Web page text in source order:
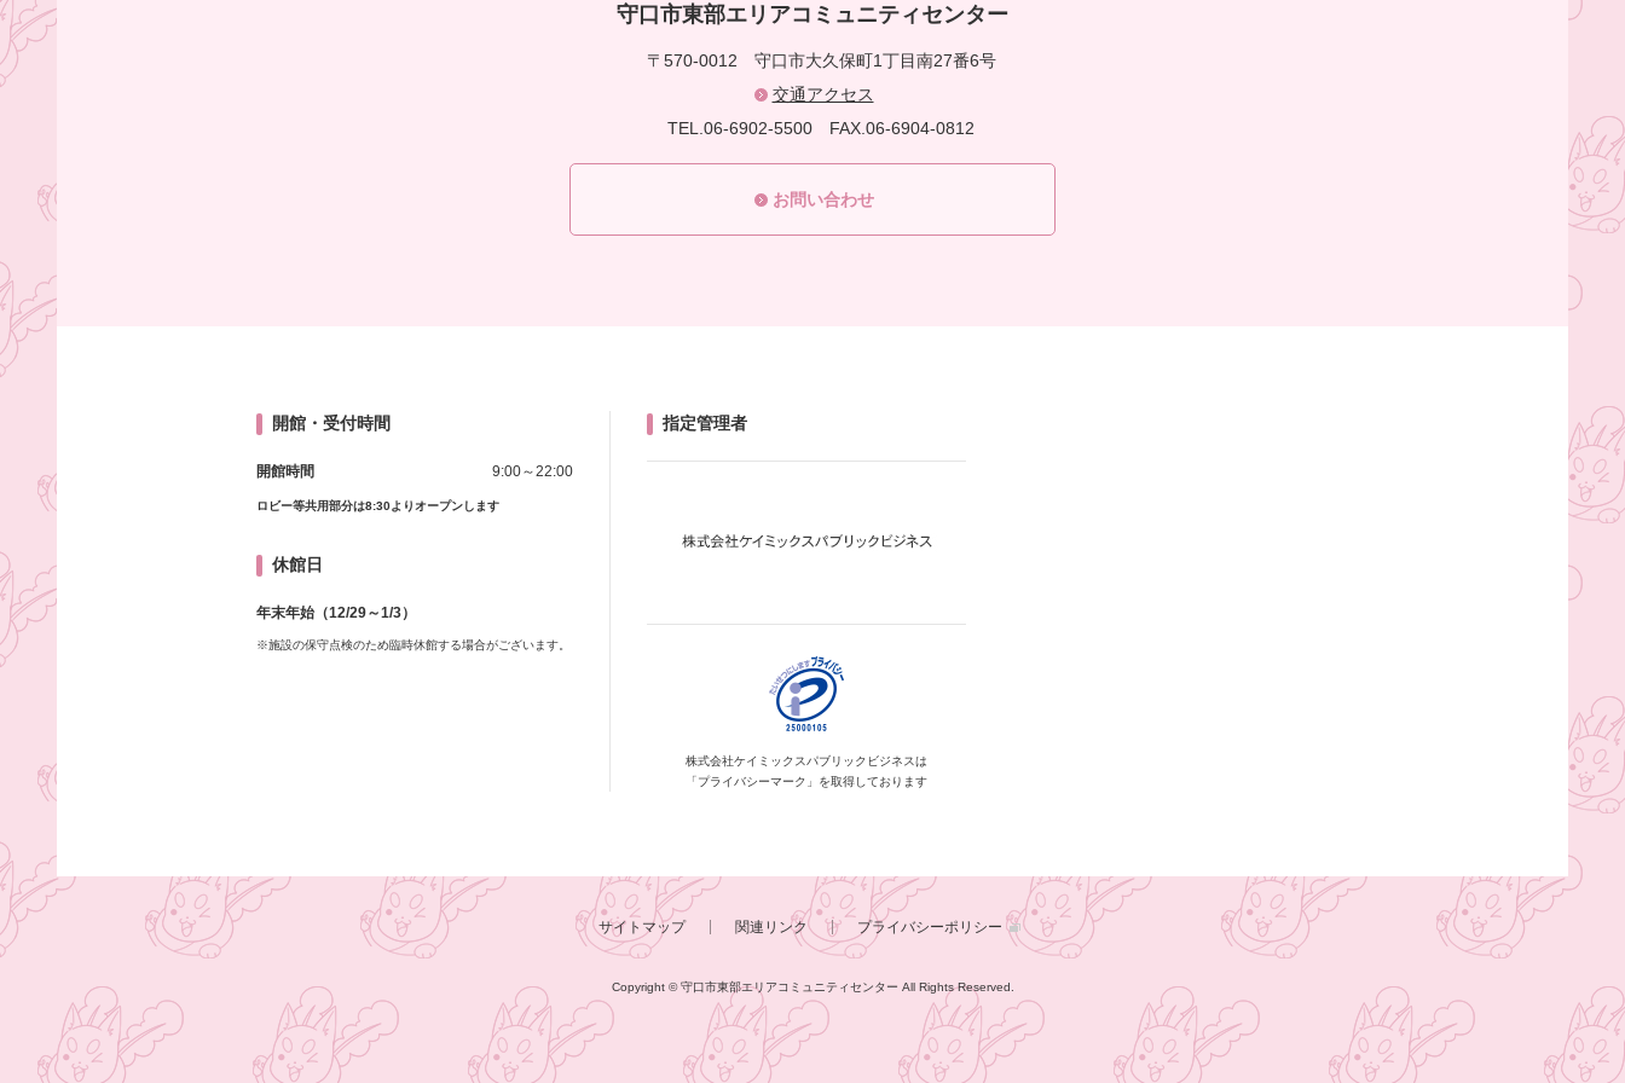
守口市東部エリアコミュニティセンター
〒570-0012 守口市大久保町1丁目南27番6号
交通アクセス
TEL.06-6902-5500 FAX.06-6904-0812
お問い合わせ
開館・受付時間
開館時間 9:00～22:00
ロビー等共用部分は8:30よりオープンします
休館日
年末年始（12/29～1/3）
※施設の保守点検のため臨時休館する場合がございます。
指定管理者
株式会社ケイミックス パブリックビジネスは
「プライバシーマーク」を取得しております
サイトマップ 関連リンク プライバシーポリシー
Copyright © 守口市東部エリアコミュニティセンター All Rights Reserved.